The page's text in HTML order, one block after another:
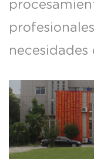
necesidades